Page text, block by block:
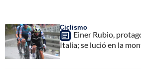
Ciclismo
Einer Rubio,
Italia; se lució en la